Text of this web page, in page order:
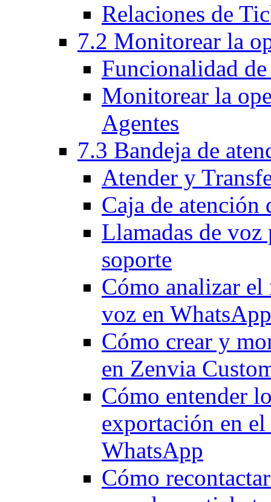
Relaciones de
7.2 Monitorear la
Funcionalidad
Monitorear la
Agentes
7.3 Bandeja de
Atender y
Caja de atención
Llamadas de
soporte
Cómo analizar el
voz en
Cómo crear y
en Zenvia
Cómo entender
exportación en
WhatsApp
Cómo